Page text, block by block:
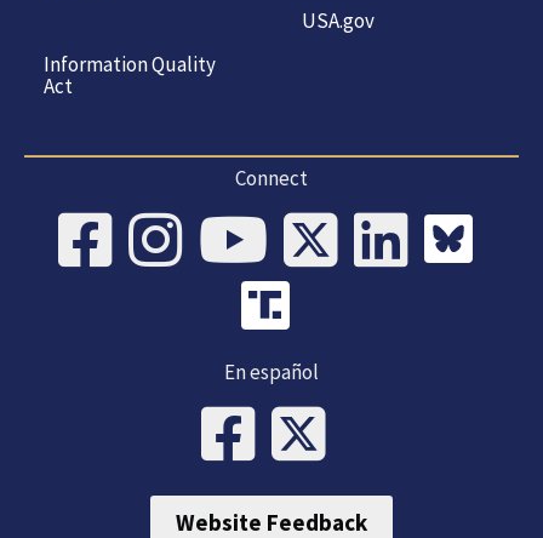
Information Quality
Act
USA.gov
Connect
En español
Website Feedback